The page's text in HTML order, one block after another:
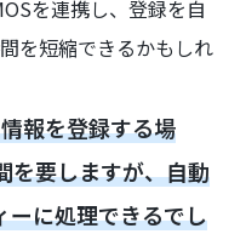
を連携し、登録を自
を短縮できるかもしれ
報を登録する場
を要しますが、自動
ーに処理できるでし